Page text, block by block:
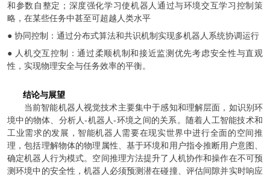
和参数自整定；深度强化学习使机器人通过与环境交互学习控制策
略，在某些任务中甚至可超越人类水平
● 协同控制：通过分布式算法和共识机制实现多机器人系统协调运行
● 人机交互控制：通过柔顺机制和接近监测优先考虑安全性与直观
性，实现物理安全与任务效率的平衡。
结论与展望
当前智能机器人视觉技术主要集中于感知和理解层面，如识别环
境中的物体、分析人-机器人-环境之间的关系。随着人工智能技术和
工业需求的发展，智能机器人需要在现实世界中进行全面的空间推
理，包括理解物体的物理属性、基于环境和用户指令推断用户意图、
确定机器人行为模式。空间推理方法提升了人机协作和操作在不可预
测环境中的安全性，机器人必须预测潜在碰撞、评估间隙并实时响应